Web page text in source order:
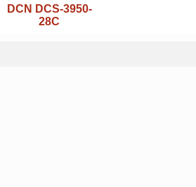
DCN DCS-3950-
28C